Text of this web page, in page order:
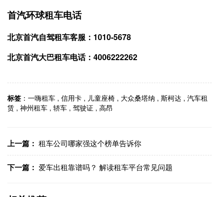
首汽环球租车电话
北京首汽自驾租车客服：1010-5678
北京首汽大巴租车电话：4006222262
标签 ： 一嗨租车 , 信用卡 , 儿童座椅 , 大众桑塔纳 , 斯柯达 , 汽车租
赁 , 神州租车 , 轿车 , 驾驶证 , 高昂
上一篇： 租车公司哪家强这个榜单告诉你
下一篇： 爱车出租靠谱吗？ 解读租车平台常见问题